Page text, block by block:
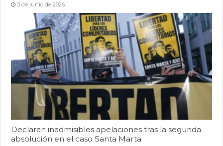
3 de junio de 2026
Declaran inadmisibles apelaciones tras la segunda
absolución en el caso Santa Marta